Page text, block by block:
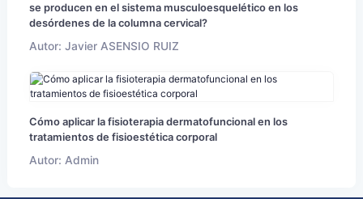
se producen en el sistema musculoesquelético en los
desórdenes de la columna cervical?
Autor: Javier ASENSIO RUIZ
Cómo aplicar la fisioterapia dermatofuncional en los
tratamientos de fisioestética corporal
Autor: Admin